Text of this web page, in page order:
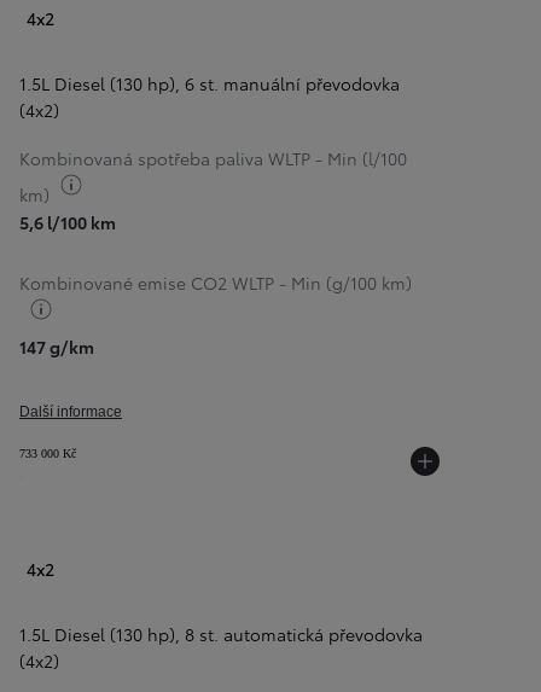
Od399 000 Kčs DPH
vč. zvýhodnění
4x2
1.5L Diesel (130 hp), 6 st. manuální převodovka
(4x2)
Kombinovaná spotřeba paliva WLTP - Min (l/100
km)
5,6 l/100 km
Kombinované emise CO2 WLTP - Min (g/100 km)
147 g/km
Další informace
733 000 Kč
4x2
1.5L Diesel (130 hp), 8 st. automatická převodovka
(4x2)